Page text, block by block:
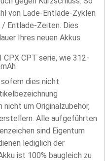
von Lade-Entlade-Zyklen
/ Entlade-Zeiten. Dies
Ihres neuen Akkus.
CPT serie, wie 312-
dies nicht
um Originalzubehör,
Alle aufgeführten
sind Eigentum
lediglich der
ist 100% baugleich zu